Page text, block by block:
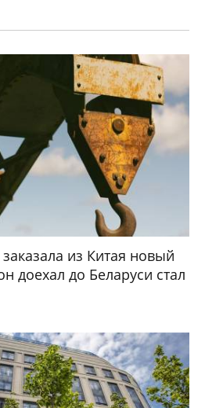
из Китая новый
доехал до Беларуси стал